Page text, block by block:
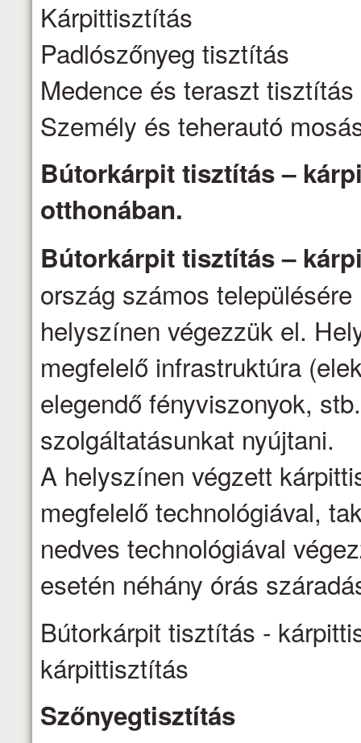
Kárpittisztítás
Padlószőnyeg tisztítás
Medence és teraszt tisztítás
Személy és teherautó
Bútorkárpit tisztítás –
otthonában.
Bútorkárpit tisztítás –
ország számos
helyszínen végezzük el.
megfelelő infrastruktúra
elegendő fényviszonyok,
szolgáltatásunkat nyújtani.
A helyszínen végzett
megfelelő technológiával,
nedves technológiával
esetén néhány órás
Bútorkárpit tisztítás -
kárpittisztítás
Szőnyegtisztítás